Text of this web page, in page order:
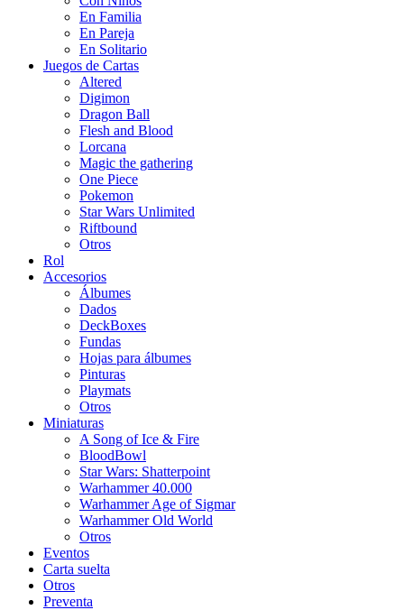
En Familia
En Pareja
En Solitario
Juegos de Cartas
Altered
Digimon
Dragon Ball
Flesh and Blood
Lorcana
Magic the gathering
One Piece
Pokemon
Star Wars Unlimited
Riftbound
Otros
Rol
Accesorios
Álbumes
Dados
DeckBoxes
Fundas
Hojas para álbumes
Pinturas
Playmats
Otros
Miniaturas
A Song of Ice & Fire
BloodBowl
Star Wars: Shatterpoint
Warhammer 40.000
Warhammer Age of Sigmar
Warhammer Old World
Otros
Eventos
Carta suelta
Otros
Preventa